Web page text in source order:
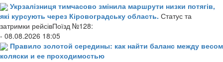
Укрзалізниця тимчасово змінила маршрути низки потягів,
які курсують через Кіровоградську область. Статус та
затримки рейсівПоїзд №128:
- 08.08.2026 18:05
Правило золотой середины: как найти баланс между весом
коляски и ее проходимостью